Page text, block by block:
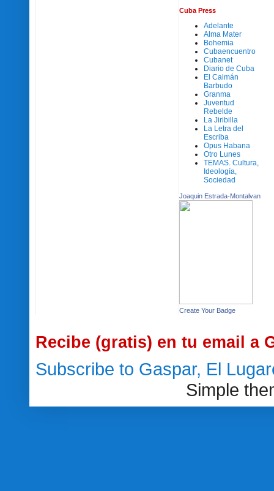
Cuba Press
Adelante
Alma Mater
Bohemia
Cubaencuentro
Cubanet
Diario de Cuba
El Caimán
Barbudo
Granma
Juventud
Rebelde
La Jiribilla
La Letra del
Escriba
Opus Habana
Otro Lunes
TEMAS. Cultura,
Ideología,
Sociedad
Joaquin Estrada-Montalvan
Create Your Badge
Recibe (gratis) en tu email a
Subscribe to Gaspar, El
Simple